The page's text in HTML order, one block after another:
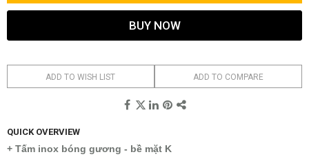
BUY NOW
ADD TO WISH LIST ADD TO COMPARE
QUICK OVERVIEW
+ Tấm inox bóng gương - bề mặt K